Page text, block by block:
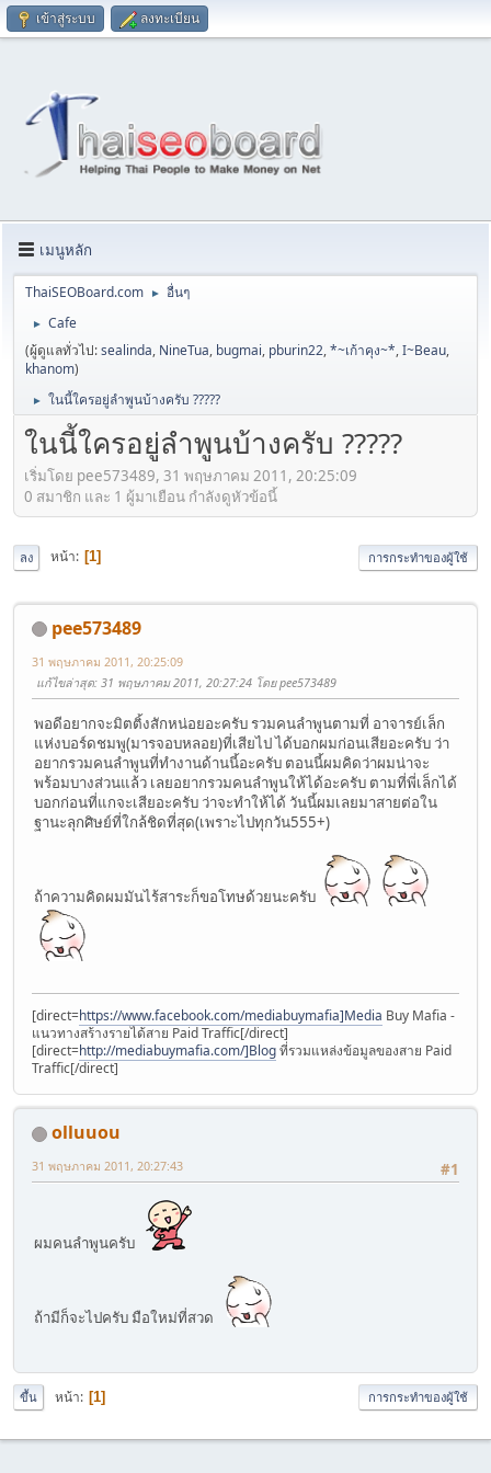
เข้าสู่ระบบ ลงทะเบียน
เมนูหลัก
ThaiSEOBoard.com ► อื่นๆ
►
Cafe
(ผู้ดูแลทั่วไป:sealinda, NineTua, bugmai, pburin22,*~เก้าคุง~*,I~Beau,
khanom)
► ในนี้ใครอยู่ลำพูนบ้างครับ ?????
ในนี้ใครอยู่ลำพูนบ้างครับ ?????
เริ่มโดย pee573489, 31 พฤษภาคม 2011, 20:25:09
0 สมาชิก และ 1 ผู้มาเยือน กำลังดูหัวข้อนี้
ลง หน้า 1 การกระทำของผู้ใช้
pee573489
31 พฤษภาคม 2011, 20:25:09
แก้ไขล่าสุด: 31 พฤษภาคม 2011, 20:27:24 โดย pee573489
พอดีอยากจะมิตติ้งสักหน่อยอะครับ รวมคนลำพูนตามที่ อาจารย์เล็ก
แห่งบอร์ดชมพู(มารจอบหลอย)ที่เสียไป ได้บอกผมก่อนเสียอะครับ ว่า
อยากรวมคนลำพูนที่ทำงานด้านนี้อะครับ ตอนนี้ผมคิดว่าผมน่าจะ
พร้อมบางส่วนแล้ว เลยอยากรวมคนลำพูนให้ได้อะครับ ตามที่พี่เล็กได้
บอกก่อนที่แกจะเสียอะครับ ว่าจะทำให้ได้ วันนี้ผมเลยมาสายต่อใน
ฐานะลุกศิษย์ที่ใกล้ชิดที่สุด(เพราะไปทุกวัน555+)
ถ้าความคิดผมมันไร้สาระก็ขอโทษด้วยนะครับ
[direct=https://www.facebook.com/mediabuymafia]Media Buy Mafia -
แนวทางสร้างรายได้สาย Paid Traffic[/direct]
[direct=http://mediabuymafia.com/]ฺBlogที่รวมแหล่งข้อมูลของสาย Paid
Traffic[/direct]
olluuou
#1
31 พฤษภาคม 2011, 20:27:43
ผมคนลำพูนครับ
ถ้ามีก็จะไปครับ มือใหม่ที่สวด
ขึ้น หน้า 1 การกระทำของผู้ใช้